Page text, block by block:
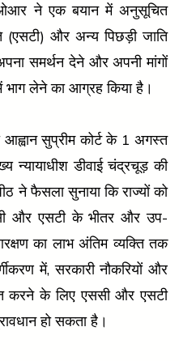
ने एक बयान में अनुसूचित
(एसटी) और अन्य पिछड़ी जाति
समर्थन देने और अपनी मांगों
लेने का आग्रह किया है।
आह्वान सुप्रीम कोर्ट के 1 अगस्त
डीवाई चंद्रचूड़ की
ने फैसला सुनाया कि राज्यों को
और एसटी के भीतर और उप-
का लाभ अंतिम व्यक्ति तक
में, सरकारी नौकरियों और
करने के लिए एससी और एसटी
हो सकता है।